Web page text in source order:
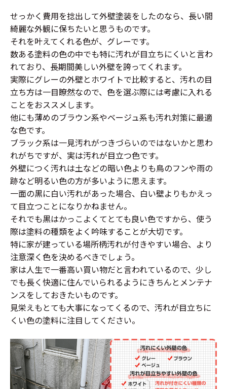
せっかく費用を捻出して外壁塗装をしたのなら、長い間
綺麗な外観に保ちたいと思うものです。
それを叶えてくれる色が、グレーです。
数ある塗料の色の中でも特に汚れが目立ちにくいと言わ
れており、長期間美しい外壁を誇ってくれます。
実際にグレーの外壁とホワイトで比較すると、汚れの目
立ち方は一目瞭然なので、色を選ぶ際には考慮に入れる
ことをおススメします。
他にも薄めのブラウン系やベージュ系も汚れ対策に最適
な色です。
ブラック系は一見汚れがつきづらいのではないかと思わ
れがちですが、実は汚れが目立つ色です。
外壁につく汚れは土などの暗い色よりも鳥のフンや雨の
跡など明るい色の方が多いように思えます。
一面の黒に白い汚れがあった場合、白い壁よりもかえっ
て目立つことになりかねません。
それでも黒はかっこよくてとても良い色ですから、使う
際は塗料の種類をよく吟味することが大切です。
特に家が建っている場所柄汚れが付きやすい場合、より
注意深く色を決めるべきでしょう。
家は人生で一番高い買い物だと言われているので、少し
でも長く快適に住んでいられるようにきちんとメンテナ
ンスをしておきたいものです。
見栄えもとても大事になってくるので、汚れが目立ちに
くい色の塗料に注目してください。